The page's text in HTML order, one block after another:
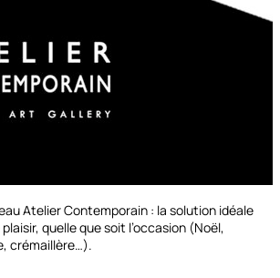
Atelier Contemporain : la solution idéale
quelle que soit l’occasion (Noël,
crémaillère…).